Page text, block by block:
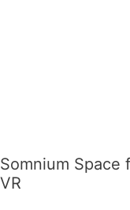
Somnium Space
VR